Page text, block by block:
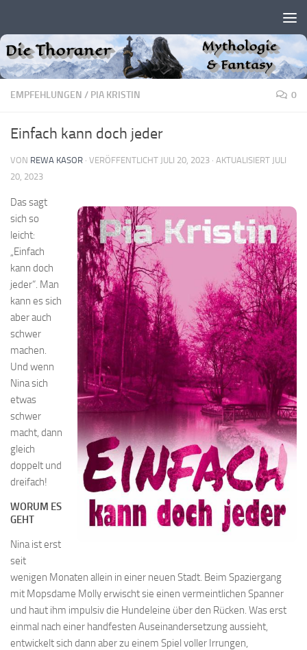
EMPFEHLUNGEN / PIA KRISTIN 0
Einfach kann doch jeder
VON REWA KASOR · VERÖFFENTLICHT JULI 20, 2023 · AKTUALISIERT JULI
20, 2023
Das sagt
sich so
leicht:
„Einfach
kann doch
jeder“. Man
kann es sich
aber auch
schwer
machen.
Und wenn
Nina sich
etwas
schwer
macht, dann
gleich
doppelt und
dreifach!
WORUM ES
GEHT
Nina ist erst
seit
wenigen Monaten allein in einer neuen Stadt. Beim Spaziergang
mit Mopsdame Molly erwischt sie einen vermeintlichen Spanner
und haut ihm impulsiv die Hundeleine über den Rücken. Was erst
einmal nach einer handfesten Auseinandersetzung aussieht,
entwickelt sich dann aber zu einem Spiel voller Irrungen,